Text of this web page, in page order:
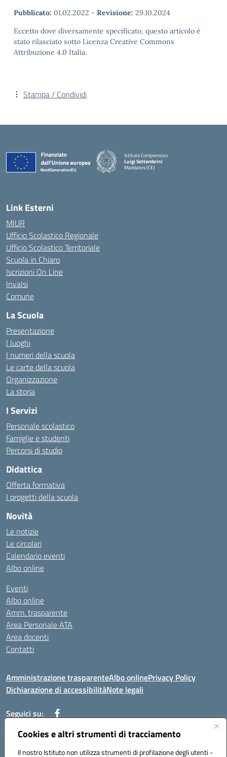
Cookies e altri strumenti di tracciamento
Il nostro Istituto non utilizza strumenti di profilazione degli utenti -
Pubblicato: 01.02.2022 - Revisione: 29.10.2024
Eccetto dove diversamente specificato, questo articolo è
stato rilasciato sotto Licenza Creative Commons
Attribuzione 4.0 Italia.
Stampa / Condividi
Istituto Comprensivo
Luigi Settembrini
Maddaloni (CE)
Link Esterni
MIUR
Ufficio Scolastico Regionale
Ufficio Scolastico Territoriale
Scuola in Chiaro
Iscrizioni On Line
Invalsi
Comune
La Scuola
Presentazione
I luoghi
I numeri della scuola
Le carte della scuola
Organizzazione
La storia
I Servizi
Personale scolastico
Famiglie e studenti
Percorsi di studio
Didattica
Offerta formativa
I progetti della scuola
Novità
Le notizie
Le circolari
Calendario eventi
Albo online
Eventi
Albo online
Amm. trasparente
Area Personale ATA
Area docenti
Contatti
Amministrazione trasparenteAlbo onlinePrivacy Policy
Dichiarazione di accessibilitàNote legali
Seguici su:
Indirizzo: VIA BRECCIAME, 46 - 81024 MADDALONI (CE)